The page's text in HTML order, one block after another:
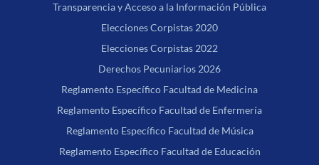
Transparencia y Acceso a la Información Pública
Elecciones Corpistas 2020
Elecciones Corpistas 2022
Derechos Pecuniarios 2026
Reglamento Específico Facultad de Medicina
Reglamento Específico Facultad de Enfermería
Reglamento Específico Facultad de Música
Reglamento Específico Facultad de Educación